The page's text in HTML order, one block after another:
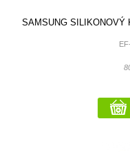
SAMSUNG SILIKONOVÝ